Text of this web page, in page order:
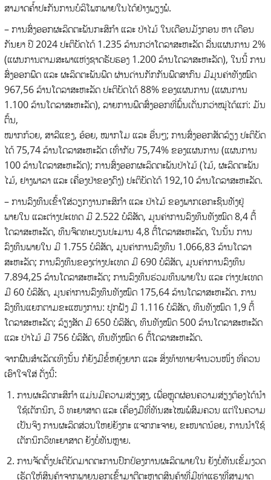
ສາມາດຄໍ້າປະກັນການບໍລິໂພກພາຍໃນໄດ້ຢ່າງພຽງພໍ.
– ການສົ່ງອອກຜະລິດຕະພັນກະສິກໍາ ແລະ ປ່າໄມ້ ໃນເດືອນມັງກອນ ຫາ ເດືອນ
ກັນຍາ ປີ 2024 ປະຕິບັດໄດ້ 1.235 ລ້ານກວ່າໂດລາສະຫະລັດ ລື່ນແຜນການ 2%
(ແຜນການຕາມສະພາແຫ່ງຊາດຮັບຮອງ 1.200 ລ້ານໂດລາສະຫະລັດ), ໃນນີ້ ການ
ສົ່ງອອກພືດ ແລະ ຜະລິດຕະພັນພືດ ຜ່ານດ່ານກັກກັນພືດສາກົນ ມີມູນຄ່າທັງໝົດ
967,56 ລ້ານໂດລາສະຫະລັດ ປະຕິບັດໄດ້ 88% ຂອງແຜນການ (ແຜນການ
1.100 ລ້ານໂດລາສະຫະລັດ), ລາຍການພືດສົ່ງອອກທີ່ພົ້ນເດັ່ນກວ່າໝູ່ໄດ້ແກ່: ມັນ
ຕົ້ນ,
ໝາກກ້ວຍ, ສາລີແຂງ, ອ້ອຍ, ໝາກໂມ ແລະ ອື່ນໆ; ການສົ່ງອອກສັດລ້ຽງ ປະຕິບັດ
ໄດ້ 75,74 ລ້ານໂດລາສະຫະລັດ ເທົ່າກັບ 75,74% ຂອງແຜນການ (ແຜນການ
100 ລ້ານໂດລາສະຫະລັດ); ການສົ່ງອອກຜະລິດຕະພັນປ່າໄມ້ (ໄມ້, ຜະລິດຕະພັນ
ໄມ້, ຢາງພາລາ ແລະ ເຄື່ອງປ່າຂອງດົງ) ປະຕິບັດໄດ້ 192,10 ລ້ານໂດລາສະຫະລັດ.
– ການລົງທຶນເຂົ້າໃສ່ວຽກງານກະສິກໍາ ແລະ ປ່າໄມ້ ຂອງພາກເອກະຊົນທັງຢູ່
ພາຍໃນ ແລະຕ່າງປະເທດ ມີ 2.522 ບໍລິສັດ, ມູນຄ່າການລົງທຶນທັງໝົດ 8,4 ຕື້
ໂດລາສະຫະລັດ, ທຶນຈົດທະບຽນປະມານ 4,8 ຕື້ໂດລາສະຫະລັດ, ໃນນັ້ນ ການ
ລົງທຶນພາຍໃນ ມີ 1.755 ບໍລິສັດ, ມູນຄ່າການລົງທຶນ 1.066,83 ລ້ານໂດລາ
ສະຫະລັດ; ການລົງທຶນຂອງຕ່າງປະເທດ ມີ 690 ບໍລິສັດ, ມູນຄ່າການລົງທຶນ
7.894,25 ລ້ານໂດລາສະຫະລັດ; ການລົງທຶນຮ່ວມທຶນພາຍໃນ ແລະ ຕ່າງປະເທດ
ມີ 60 ບໍລິສັດ, ມູນຄ່າການລົງທຶນທັງໝົດ 175,64 ລ້ານໂດລາສະຫະລັດ. ການ
ລົງທຶນແຍກຕາມຂະແໜງການ: ປູກຝັງ ມີ 1.116 ບໍລິສັດ, ທຶນທັງໝົດ 1,9 ຕື້
ໂດລາສະຫະລັດ; ລ້ຽງສັດ ມີ 650 ບໍລິສັດ, ທຶນທັງໝົດ 500 ລ້ານໂດລາສະຫະລັດ
ແລະ ປ່າໄມ້ ມີ 756 ບໍລິສັດ, ທຶນທັງໝົດ 6 ຕື້ໂດລາສະຫະລັດ.
ຈາກຜົນສໍາເລັດເທິງນັ້ນ ກໍຍັງມີຂໍ້ຫຍຸ້ງຍາກ ແລະ ສິ່ງທ້າທາຍຈໍານວນໜຶ່ງ ທີ່ຄວນ
ເອົາໃຈໃສ່ ດັ່ງນີ້:
ການຜະລິດກະສິກໍາ ແມ່ນມີຄວາມສ່ຽງສູງ, ເພື່ອຫຼຸດຜ່ອນຄວາມສ່ຽງຕ້ອງໄດ້ນໍາ
ໃຊ້ເຕັກນິກ, ວິ ທະຍາສາດ ແລະ ເຄື່ອງມືທີ່ທັນສະໄໝພໍສົມຄວນ ແຕ່ໃນຄວາມ
ເປັນຈິງ ການຜະລິດສ່ວນໃຫຍ່ຍັງກະ ແຈກກະຈາຍ, ຂະໜາດນ້ອຍ, ການນໍາໃຊ້
ເຕັກນິກວິທະຍາສາດ ຍັງບໍ່ທັນຫຼາຍ.
ການຈັດຕັ້ງປະຕິບັດມາດຕະການປົກປ້ອງການຜະລິດພາຍໃນ ຍັງບໍ່ທັນເຂັ້ມງວດ
ເຮັດໃຫ້ສິນຄ້າຈາກພາຍນອກເຂົ້າມາຕີຕະຫຼາດສິນຄ້າທີ່ມີທ່າແຮງທີ່ສາມາດ